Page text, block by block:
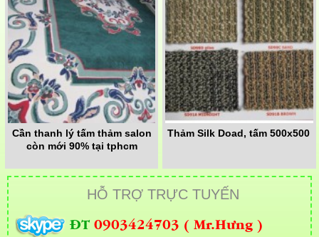
Cần thanh lý tấm thảm salon
còn mới 90% tại tphcm
Thảm Silk Doad, tấm 500x500
HỖ TRỢ TRỰC TUYẾN
ĐT 0903424703 ( Mr.Hưng )